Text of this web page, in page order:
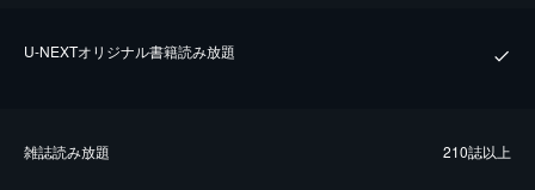
U-NEXTオリジナル書籍読み放題
雑誌読み放題 210誌以上